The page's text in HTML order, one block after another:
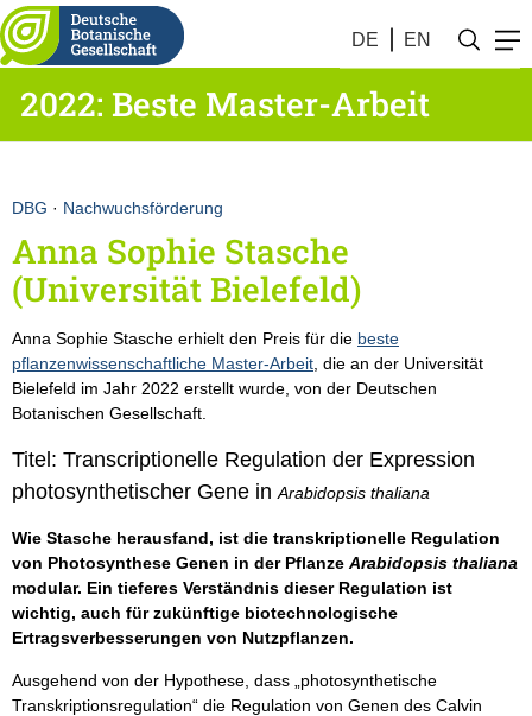
DE EN
2022: Beste Master-Arbeit
DBG · Nachwuchsförderung
Anna Sophie Stasche
(Universität Bielefeld)
Anna Sophie Stasche erhielt den Preis für die beste
pflanzenwissenschaftliche Master-Arbeit , die an der Universität
Bielefeld im Jahr 2022 erstellt wurde, von der Deutschen
Botanischen Gesellschaft.
Titel: Transcriptionelle Regulation der Expression
photosynthetischer Gene inArabidopsis thaliana
Wie Stasche herausfand, ist die transkriptionelle Regulation
von Photosynthese Genen in der Pflanze Arabidopsis thaliana
modular. Ein tieferes Verständnis dieser Regulation ist
wichtig, auch für zukünftige biotechnologische
Ertragsverbesserungen von Nutzpflanzen.
Ausgehend von der Hypothese, dass „photosynthetische
Transkriptionsregulation“ die Regulation von Genen des Calvin